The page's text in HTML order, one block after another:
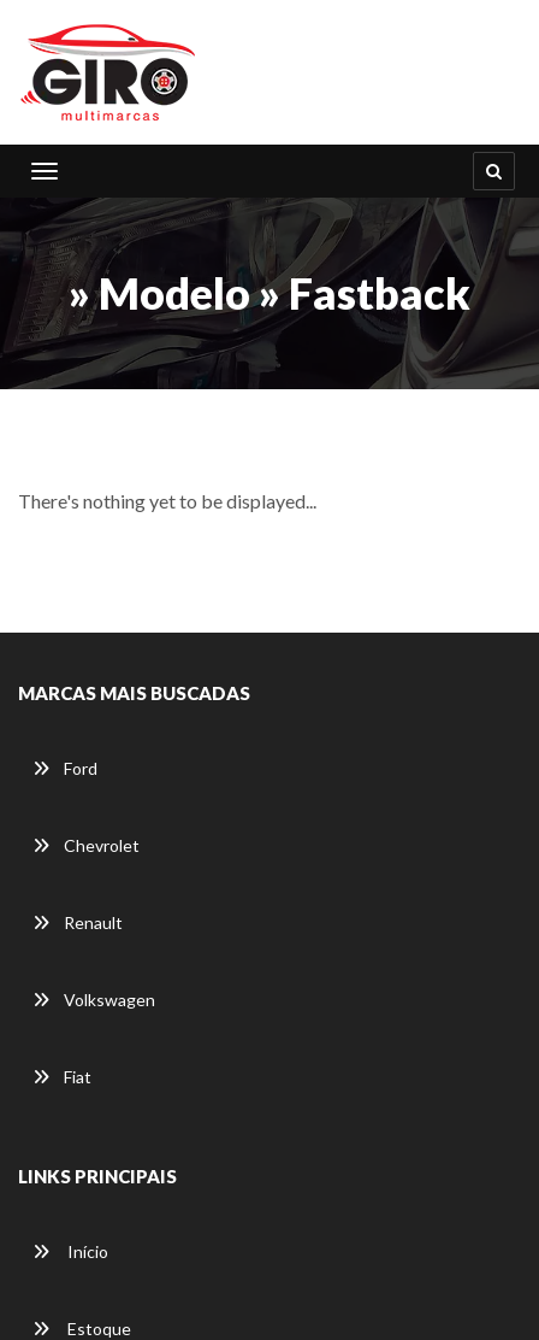
Toggle navigation
» Modelo » Fastback
There's nothing yet to be displayed...
MARCAS MAIS BUSCADAS
Ford
Chevrolet
Renault
Volkswagen
Fiat
LINKS PRINCIPAIS
Início
Estoque